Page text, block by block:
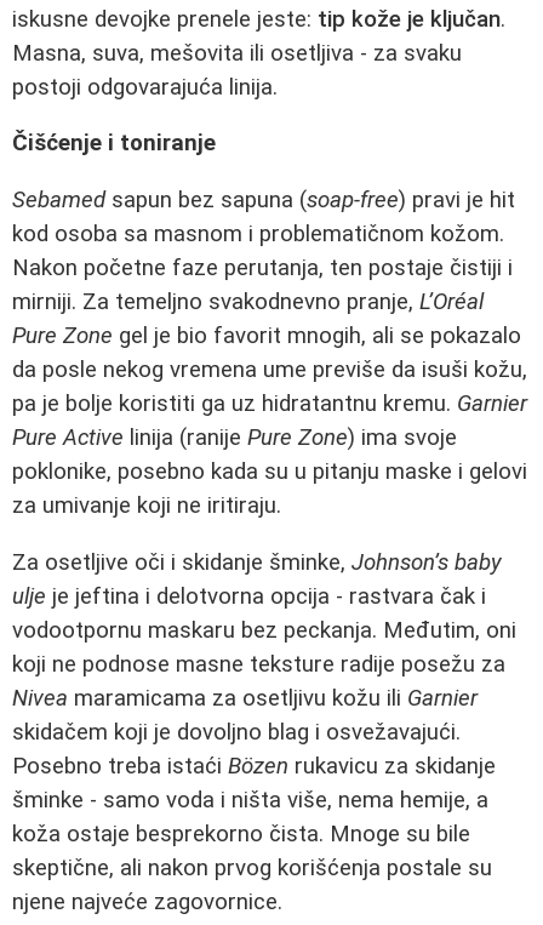
iskusne devojke prenele jeste: tip kože je ključan.
Masna, suva, mešovita ili osetljiva - za svaku
postoji odgovarajuća linija.
Čišćenje i toniranje
Sebamedsapun bez sapuna (soap-free) pravi je hit
kod osoba sa masnom i problematičnom kožom.
Nakon početne faze perutanja, ten postaje čistiji i
mirniji. Za temeljno svakodnevno pranje, L’Oréal
Pure Zone gel je bio favorit mnogih, ali se pokazalo
da posle nekog vremena ume previše da isuši kožu,
pa je bolje koristiti ga uz hidratantnu kremu. Garnier
Pure Active linija (ranije Pure Zone) ima svoje
poklonike, posebno kada su u pitanju maske i gelovi
za umivanje koji ne iritiraju.
Za osetljive oči i skidanje šminke, Johnson’s baby
ulje je jeftina i delotvorna opcija - rastvara čak i
vodootpornu maskaru bez peckanja. Međutim, oni
koji ne podnose masne teksture radije posežu za
Nivea maramicama za osetljivu kožu ili Garnier
skidačem koji je dovoljno blag i osvežavajući.
Posebno treba istaći Bözen rukavicu za skidanje
šminke - samo voda i ništa više, nema hemije, a
koža ostaje besprekorno čista. Mnoge su bile
skeptične, ali nakon prvog korišćenja postale su
njene najveće zagovornice.